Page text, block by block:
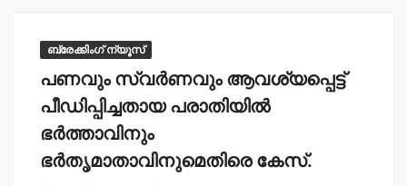
ബ്രേക്കിംഗ് ന്യൂസ്
പണവും സ്വര്‍ണവും ആവശ്യപ്പെട്ട്
പീഡിപ്പിച്ചതായ പരാതിയില്‍
ഭര്‍ത്താവിനും
ഭര്‍തൃമാതാവിനുമെതിരെ കേസ്.